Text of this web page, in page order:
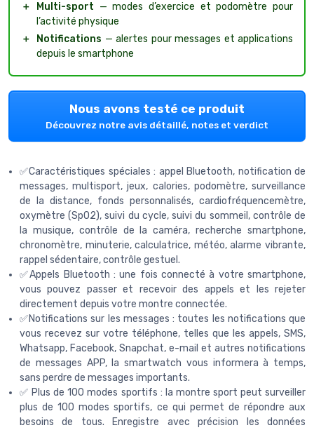
＋
Multi-sport — modes d’exercice et podomètre pour
l’activité physique
＋
Notifications — alertes pour messages et applications
depuis le smartphone
Nous avons testé ce produit
Découvrez notre avis détaillé, notes et verdict
✅Caractéristiques spéciales : appel Bluetooth, notification de
messages, multisport, jeux, calories, podomètre, surveillance
de la distance, fonds personnalisés, cardiofréquencemètre,
oxymètre (SpO2), suivi du cycle, suivi du sommeil, contrôle de
la musique, contrôle de la caméra, recherche smartphone,
chronomètre, minuterie, calculatrice, météo, alarme vibrante,
rappel sédentaire, contrôle gestuel.
✅Appels Bluetooth : une fois connecté à votre smartphone,
vous pouvez passer et recevoir des appels et les rejeter
directement depuis votre montre connectée.
✅Notifications sur les messages : toutes les notifications que
vous recevez sur votre téléphone, telles que les appels, SMS,
Whatsapp, Facebook, Snapchat, e-mail et autres notifications
de messages APP, la smartwatch vous informera à temps,
sans perdre de messages importants.
✅ Plus de 100 modes sportifs : la montre sport peut surveiller
plus de 100 modes sportifs, ce qui permet de répondre aux
besoins de tous. Enregistre avec précision les données